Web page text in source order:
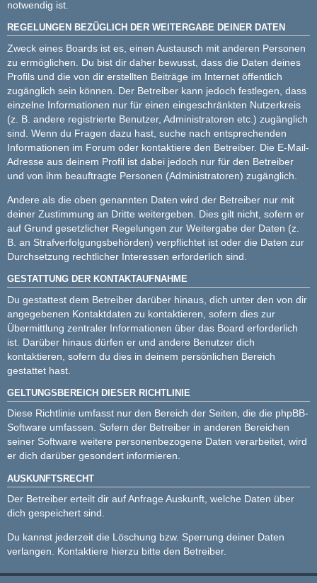
notwendig ist.
REGELUNGEN BEZÜGLICH DER WEITERGABE DEINER DATEN
Zweck eines Boards ist es, einen Austausch mit anderen Personen
zu ermöglichen. Du bist dir daher bewusst, dass die Daten deines
Profils und die von dir erstellten Beiträge im Internet öffentlich
zugänglich sein können. Der Betreiber kann jedoch festlegen, dass
einzelne Informationen nur für einen eingeschränkten Nutzerkreis
(z. B. andere registrierte Benutzer, Administratoren etc.) zugänglich
sind. Wenn du Fragen dazu hast, suche nach entsprechenden
Informationen im Forum oder kontaktiere den Betreiber. Die E-Mail-
Adresse aus deinem Profil ist dabei jedoch nur für den Betreiber
und von ihm beauftragte Personen (Administratoren) zugänglich.
Andere als die oben genannten Daten wird der Betreiber nur mit
deiner Zustimmung an Dritte weitergeben. Dies gilt nicht, sofern er
auf Grund gesetzlicher Regelungen zur Weitergabe der Daten (z.
B. an Strafverfolgungsbehörden) verpflichtet ist oder die Daten zur
Durchsetzung rechtlicher Interessen erforderlich sind.
GESTATTUNG DER KONTAKTAUFNAHME
Du gestattest dem Betreiber darüber hinaus, dich unter den von dir
angegebenen Kontaktdaten zu kontaktieren, sofern dies zur
Übermittlung zentraler Informationen über das Board erforderlich
ist. Darüber hinaus dürfen er und andere Benutzer dich
kontaktieren, sofern du dies in deinem persönlichen Bereich
gestattet hast.
GELTUNGSBEREICH DIESER RICHTLINIE
Diese Richtlinie umfasst nur den Bereich der Seiten, die die phpBB-
Software umfassen. Sofern der Betreiber in anderen Bereichen
seiner Software weitere personenbezogene Daten verarbeitet, wird
er dich darüber gesondert informieren.
AUSKUNFTSRECHT
Der Betreiber erteilt dir auf Anfrage Auskunft, welche Daten über
dich gespeichert sind.
Du kannst jederzeit die Löschung bzw. Sperrung deiner Daten
verlangen. Kontaktiere hierzu bitte den Betreiber.